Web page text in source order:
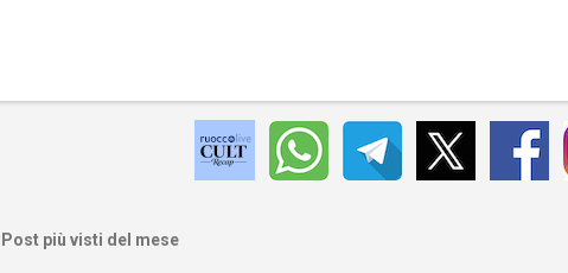
Post più visti del mese